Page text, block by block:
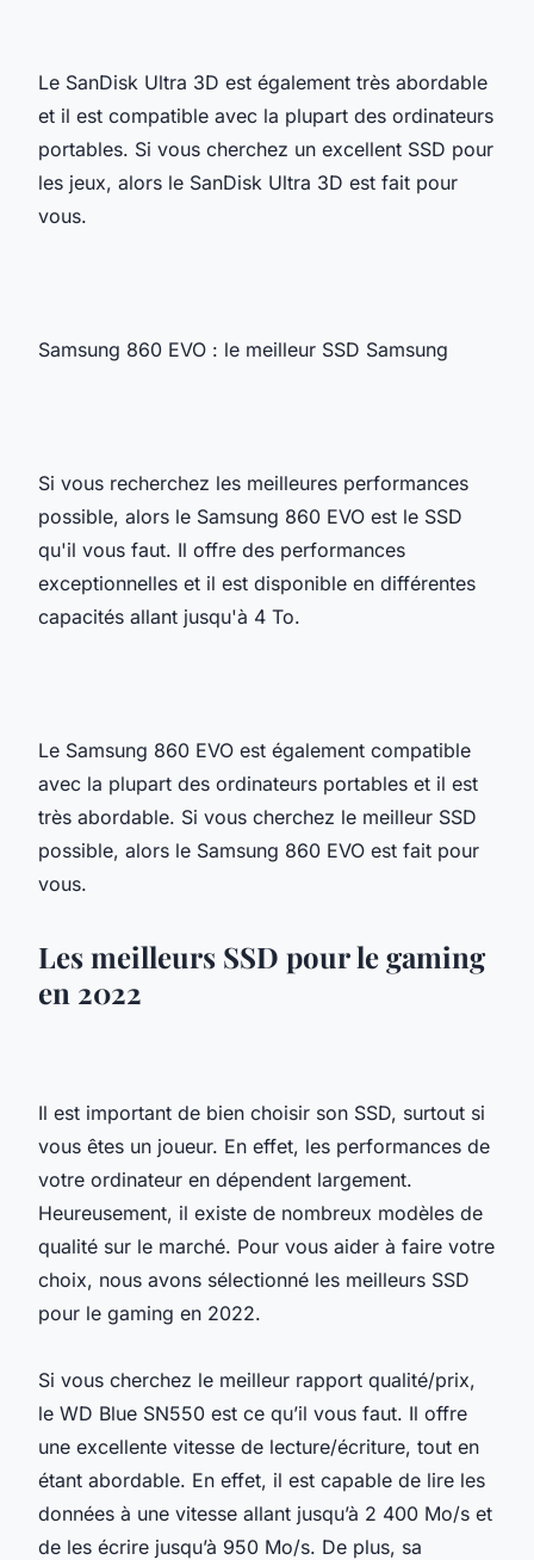
Le SanDisk Ultra 3D est également très abordable
et il est compatible avec la plupart des ordinateurs
portables. Si vous cherchez un excellent SSD pour
les jeux, alors le SanDisk Ultra 3D est fait pour
vous.
Samsung 860 EVO : le meilleur SSD Samsung
Si vous recherchez les meilleures performances
possible, alors le Samsung 860 EVO est le SSD
qu'il vous faut. Il offre des performances
exceptionnelles et il est disponible en différentes
capacités allant jusqu'à 4 To.
Le Samsung 860 EVO est également compatible
avec la plupart des ordinateurs portables et il est
très abordable. Si vous cherchez le meilleur SSD
possible, alors le Samsung 860 EVO est fait pour
vous.
Les meilleurs SSD pour le gaming
en 2022
Il est important de bien choisir son SSD, surtout si
vous êtes un joueur. En effet, les performances de
votre ordinateur en dépendent largement.
Heureusement, il existe de nombreux modèles de
qualité sur le marché. Pour vous aider à faire votre
choix, nous avons sélectionné les meilleurs SSD
pour le gaming en 2022.
Si vous cherchez le meilleur rapport qualité/prix,
le WD Blue SN550 est ce qu’il vous faut. Il offre
une excellente vitesse de lecture/écriture, tout en
étant abordable. En effet, il est capable de lire les
données à une vitesse allant jusqu’à 2 400 Mo/s et
de les écrire jusqu’à 950 Mo/s. De plus, sa